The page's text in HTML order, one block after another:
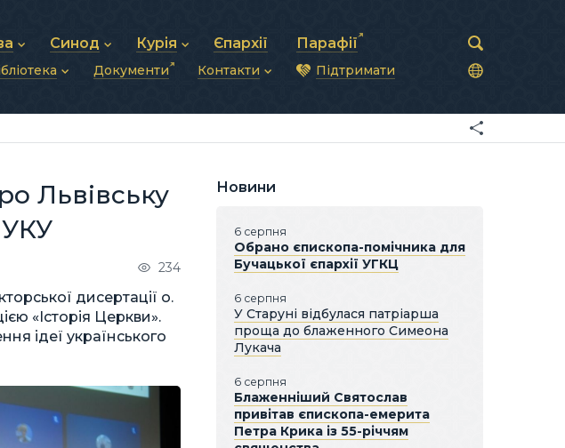
Святослав
Синод
Синод Єпископів
Митрополичі Синоди
Курія
Душпастирська рада
Зв’язки та комунікації
Єпархії Парафії
Документи Контакти
Синоди Єпископів
Патріарша курія
Підтримати
Львівську
234
дисертації о.
«Історія Церкви».
ідеї українського
Новини
6 серпня
Обрано єпископа-помічника для
Бучацької єпархії УГКЦ
6 серпня
У Старуні відбулася патріарша
проща до блаженного Симеона
Лукача
6 серпня
Блаженніший Святослав
привітав єпископа-емерита
Петра Крика із 55-річчям